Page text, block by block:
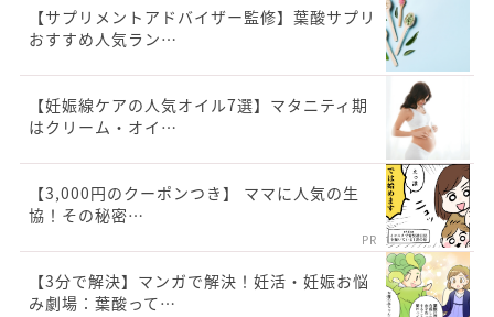
【サプリメントアドバイザー監修】葉酸サプリ
おすすめ人気ラン…
【妊娠線ケアの人気オイル7選】マタニティ期
はクリーム・オイ…
【3,000円のクーポンつき】 ママに人気の生
協！その秘密…
PR
【3分で解決】マンガで解決！妊活・妊娠お悩
み劇場：葉酸って…